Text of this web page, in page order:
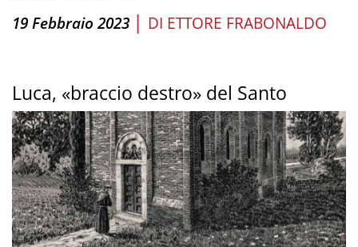
19 Febbraio 2023 | DI ETTORE FRABONALDO
Luca, «braccio destro» del Santo